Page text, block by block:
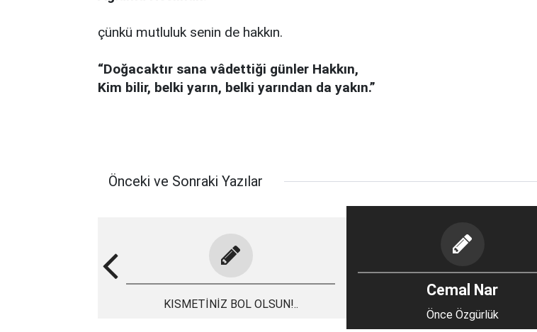
çünkü mutluluk senin de hakkın.
“Doğacaktır sana vâdettiği günler Hakkın,
Kim bilir, belki yarın, belki yarından da yakın.”
Önceki ve Sonraki Yazılar
KISMETİNİZ BOL OLSUN!..
Cemal Nar
Önce Özgürlük